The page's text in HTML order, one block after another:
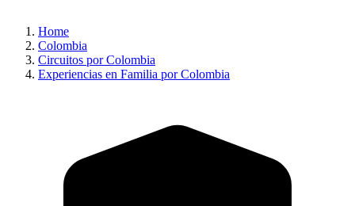
Home
Colombia
Circuitos por Colombia
Experiencias en Familia por Colombia